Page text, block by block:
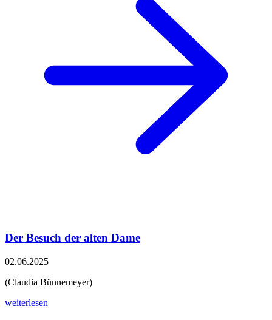
Der Besuch der alten Dame
02.06.2025
(Claudia Bünnemeyer)
weiterlesen